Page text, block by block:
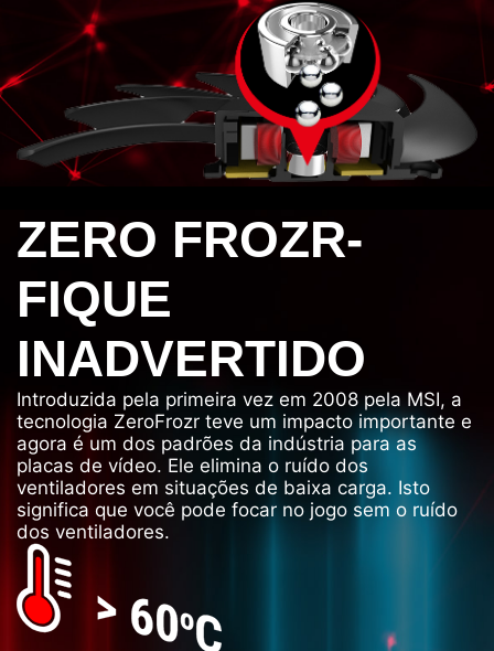
ZERO FROZR-
FIQUE
INADVERTIDO
Introduzida pela primeira vez em 2008 pela MSI, a
tecnologia ZeroFrozr teve um impacto importante e
agora é um dos padrões da indústria para as
placas de vídeo. Ele elimina o ruído dos
ventiladores em situações de baixa carga. Isto
significa que você pode focar no jogo sem o ruído
dos ventiladores.